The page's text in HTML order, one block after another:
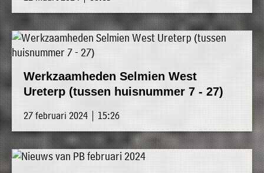
Werkzaamheden Selmien West
Ureterp (tussen huisnummer 7 - 27)
27 februari 2024 | 15:26